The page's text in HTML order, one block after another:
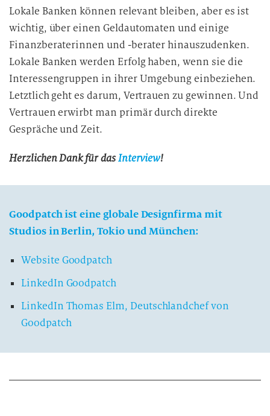
Lokale Banken können relevant bleiben, aber es ist
wichtig, über einen Geldautomaten und einige
Finanzberaterinnen und -berater hinauszudenken.
Lokale Banken werden Erfolg haben, wenn sie die
Interessengruppen in ihrer Umgebung einbeziehen.
Letztlich geht es darum, Vertrauen zu gewinnen. Und
Vertrauen erwirbt man primär durch direkte
Gespräche und Zeit.
Herzlichen Dank für dasInterview!
Goodpatch ist eine globale Designfirma mit
Studios in Berlin, Tokio und München:
Website Goodpatch
LinkedIn Goodpatch
LinkedIn Thomas Elm, Deutschlandchef von
Goodpatch